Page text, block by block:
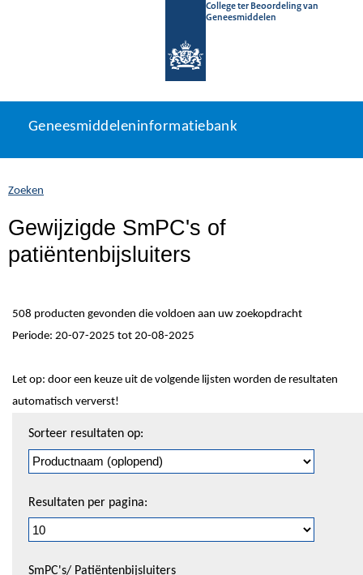
College ter Beoordeling van
Geneesmiddelen
naar
Geneesmiddeleninformatiebank
U
zich
hier:
Geneesmiddeleninformatiebank
Zoeken
Gewijzigde SmPC's of
patiëntenbijsluiters
508 producten gevonden die voldoen aan uw zoekopdracht
Periode: 20-07-2025 tot 20-08-2025
Let op: door een keuze uit de volgende lijsten worden de resultaten
automatisch ververst!
pagineren
Sorteer resultaten op:
Resultaten per pagina:
SmPC's/ Patiëntenbijsluiters